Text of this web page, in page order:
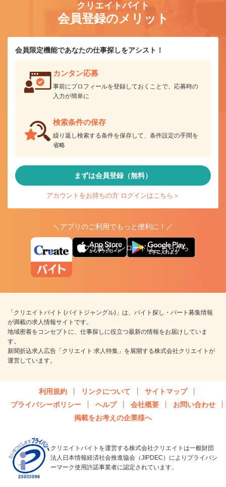
クリエイトバイト
会員登録のメリット
会員限定機能であなたの仕事探しをアシスト！
カンタン応募
事前にプロフィールを登録しておくことで、応募時の
入力が簡単に
検索条件の保存
繰り返し検索する条件を保存して、条件設定の手間を
省略
まずは会員登録（無料）
アカウントをお持ちの方 ログインはこちら＞
＼アプリのご利用でもっと便利に！／
アプリ版ダウンロードはこちらから
「クリエイトバイト (バイトジャングル)」は、バイト探し・パート募集情報
が満載の求人情報サイトです。
地域密着をコンセプトに、仕事探しに役立つ最新の情報をお届けしていま
す。
新聞折込求人広告「クリエイト 求人特集」を展開する株式会社クリエイトが
運営しています。
利用規約 リンクについて
サイトマップ
プライバシーポリシー
ヘルプ 会社概要
お問い合わせ
掲載をお考えの企業様へ
クリエイトバイトを運営する株式会社クリエイトは一般財団
法人日本情報経済社会推進協会（JIPDEC）によりプライバシ
ーマーク使用許諾事業者に認定されています。